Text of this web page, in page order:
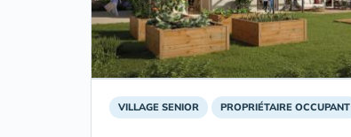
VILLAGE SENIOR PROPRIÉTAIRE OCCUPANT